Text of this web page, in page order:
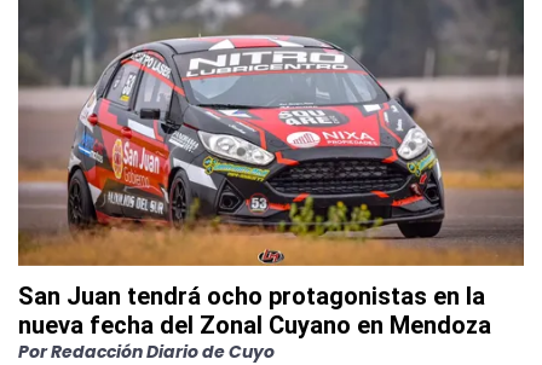
San Juan tendrá ocho protagonistas en la
nueva fecha del Zonal Cuyano en Mendoza
PorRedacción Diario de Cuyo